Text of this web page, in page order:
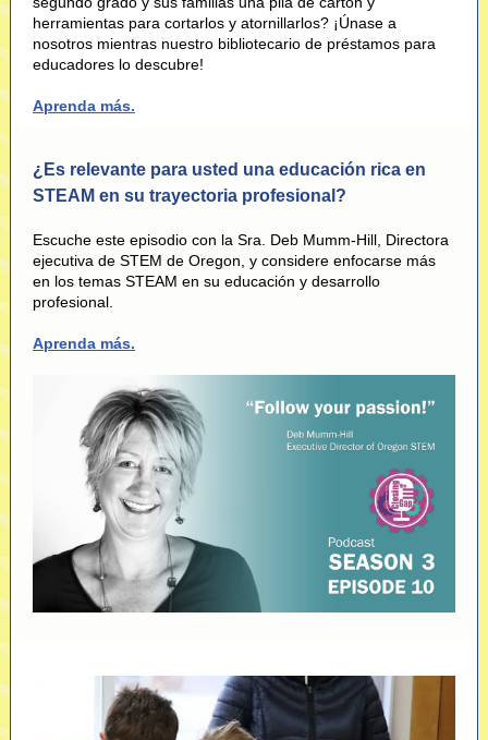
herramientas para cortarlos y atornillarlos? ¡Únase a
nosotros mientras nuestro bibliotecario de préstamos para
educadores lo descubre!
Aprenda más.
¿Es relevante para usted una educación rica en
STEAM en su trayectoria profesional?
Escuche este episodio con la Sra. Deb Mumm-Hill, Directora
ejecutiva de STEM de Oregon, y considere enfocarse más
en los temas STEAM en su educación y desarrollo
profesional.
Aprenda más.